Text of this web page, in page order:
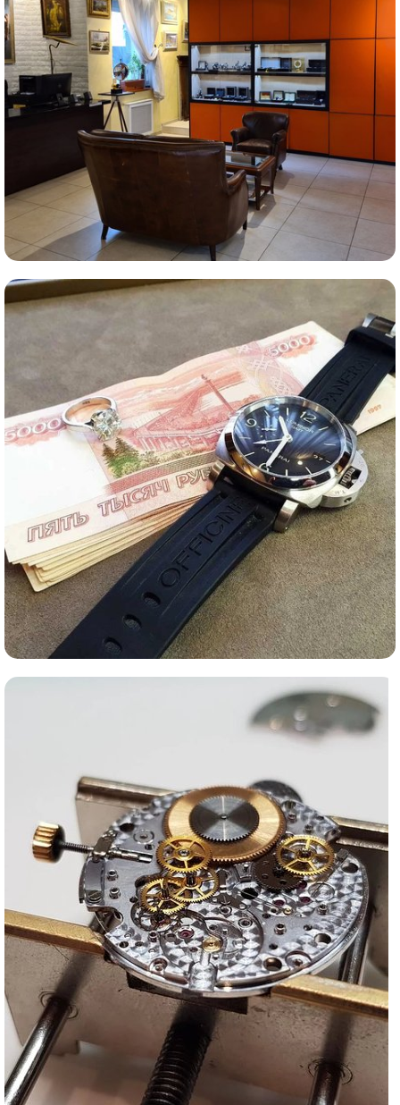
Комиссионная продажа